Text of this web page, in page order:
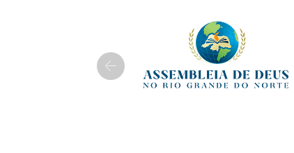
Previous